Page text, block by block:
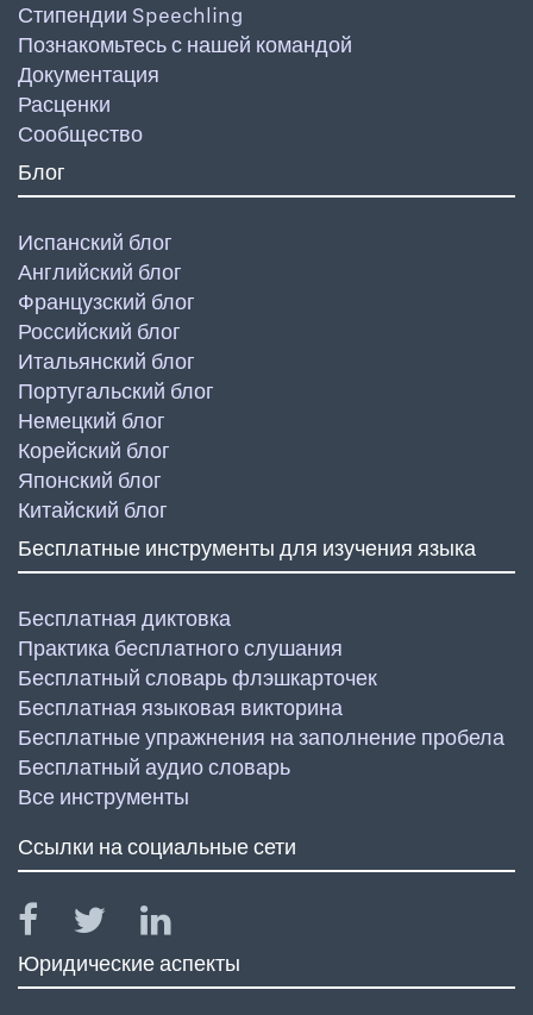
Стипендии Speechling
Познакомьтесь с нашей командой
Документация
Расценки
Сообщество
Блог
Испанский блог
Английский блог
Французский блог
Российский блог
Итальянский блог
Португальский блог
Немецкий блог
Корейский блог
Японский блог
Китайский блог
Бесплатные инструменты для изучения языка
Бесплатная диктовка
Практика бесплатного слушания
Бесплатный словарь флэшкарточек
Бесплатная языковая викторина
Бесплатные упражнения на заполнение пробела
Бесплатный аудио словарь
Все инструменты
Ссылки на социальные сети
Юридические аспекты